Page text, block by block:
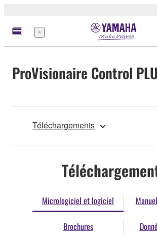
Menu
ProVisionaire Control
Téléchargements
Micrologiciel et logiciel
Brochures